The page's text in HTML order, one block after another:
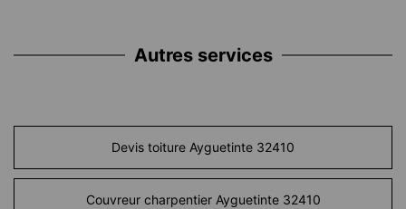
Autres services
Devis toiture Ayguetinte 32410
Couvreur charpentier Ayguetinte 32410